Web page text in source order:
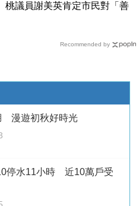
議員謝美英肯定市民對「善
Recommended by
漫遊初秋好時光
停水11小時 近10萬戶受